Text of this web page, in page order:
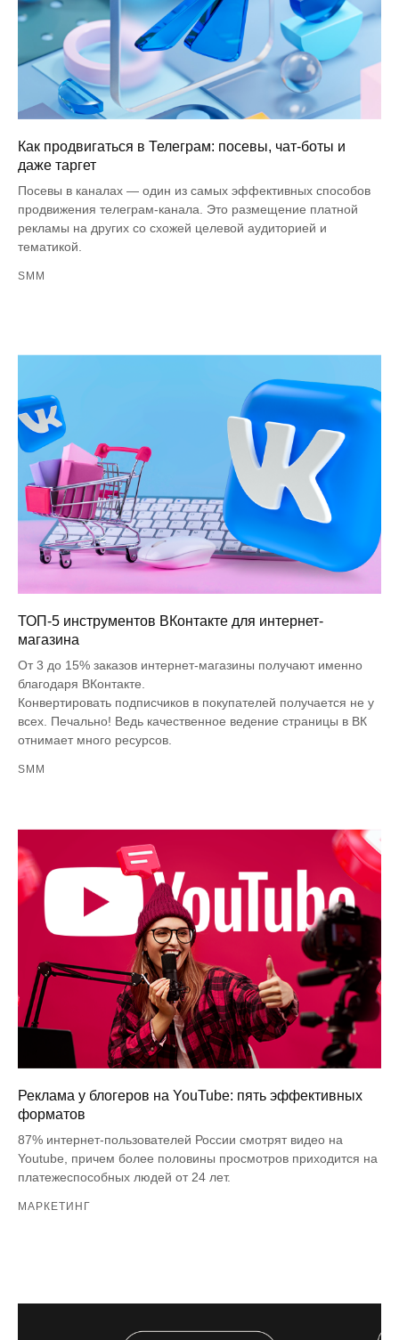
Как продвигаться в Телеграм: посевы, чат-боты и
даже таргет
Посевы в каналах — один из самых эффективных способов
продвижения телеграм-канала. Это размещение платной
рекламы на других со схожей целевой аудиторией и
тематикой.
SMM
ТОП-5 инструментов ВКонтакте для интернет-
магазина
От 3 до 15% заказов интернет-магазины получают именно
благодаря ВКонтакте.
Конвертировать подписчиков в покупателей получается не у
всех. Печально! Ведь качественное ведение страницы в ВК
отнимает много ресурсов.
SMM
Реклама у блогеров на YouTube: пять эффективных
форматов
87% интернет-пользователей России смотрят видео на
Youtube, причем более половины просмотров приходится на
платежеспособных людей от 24 лет.
МАРКЕТИНГ